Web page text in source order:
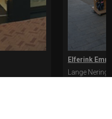
Elferink
Lange Nering